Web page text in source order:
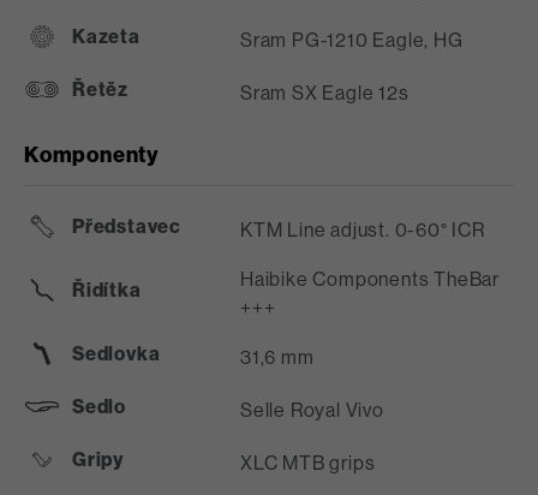
Kazeta Sram PG-1210 Eagle, HG
Řetěz Sram SX Eagle 12s
Komponenty
Představec KTM Line adjust. 0-60° ICR
Řidítka
Haibike Components TheBar
+++
Sedlovka
31,6 mm
Sedlo Selle Royal Vivo
Gripy XLC MTB grips